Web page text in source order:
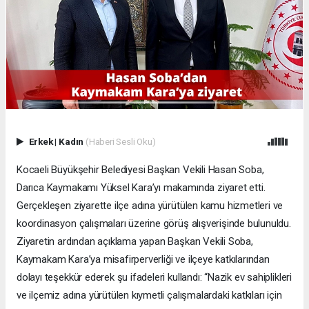
Erkek| Kadın (Haberi Sesli Oku)
Kocaeli Büyükşehir Belediyesi Başkan Vekili Hasan Soba,
Darıca Kaymakamı Yüksel Kara’yı makamında ziyaret etti.
Gerçekleşen ziyarette ilçe adına yürütülen kamu hizmetleri ve
koordinasyon çalışmaları üzerine görüş alışverişinde bulunuldu.
Ziyaretin ardından açıklama yapan Başkan Vekili Soba,
Kaymakam Kara’ya misafirperverliği ve ilçeye katkılarından
dolayı teşekkür ederek şu ifadeleri kullandı: “Nazik ev sahiplikleri
ve ilçemiz adına yürütülen kıymetli çalışmalardaki katkıları için